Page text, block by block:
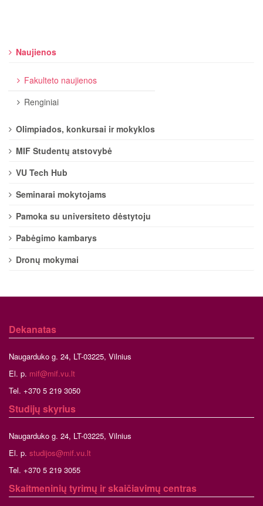
Naujienos
Fakulteto naujienos
Renginiai
Olimpiados, konkursai ir mokyklos
MIF Studentų atstovybė
VU Tech Hub
Seminarai mokytojams
Pamoka su universiteto dėstytoju
Pabėgimo kambarys
Dronų mokymai
Dekanatas
Naugarduko g. 24, LT-03225, Vilnius
El. p. mif@mif.vu.lt
Tel. +370 5 219 3050
Studijų skyrius
Naugarduko g. 24, LT-03225, Vilnius
El. p. studijos@mif.vu.lt
Tel. +370 5 219 3055
Skaitmeninių tyrimų ir skaičiavimų centras